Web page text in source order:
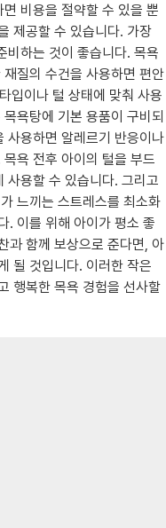
비용을 절약할 수 있을 뿐
제공할 수 있습니다. 가장
비하는 것이 좋습니다. 목욕
질의 수건을 사용하면 편안
입이나 털 상태에 맞춰 사용
욕탕에 기본 용품이 구비되
사용하면 알레르기 반응이나
욕 전후 아이의 털을 부드
사용할 수 있습니다. 그리고
느끼는 스트레스를 최소화
. 이를 위해 아이가 평소 좋
과 함께 보상으로 준다면, 아
될 것입니다. 이러한 작은
행복한 목욕 경험을 선사할